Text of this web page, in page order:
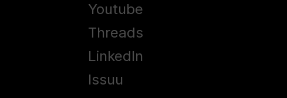
Youtube
Threads
LinkedIn
Issuu